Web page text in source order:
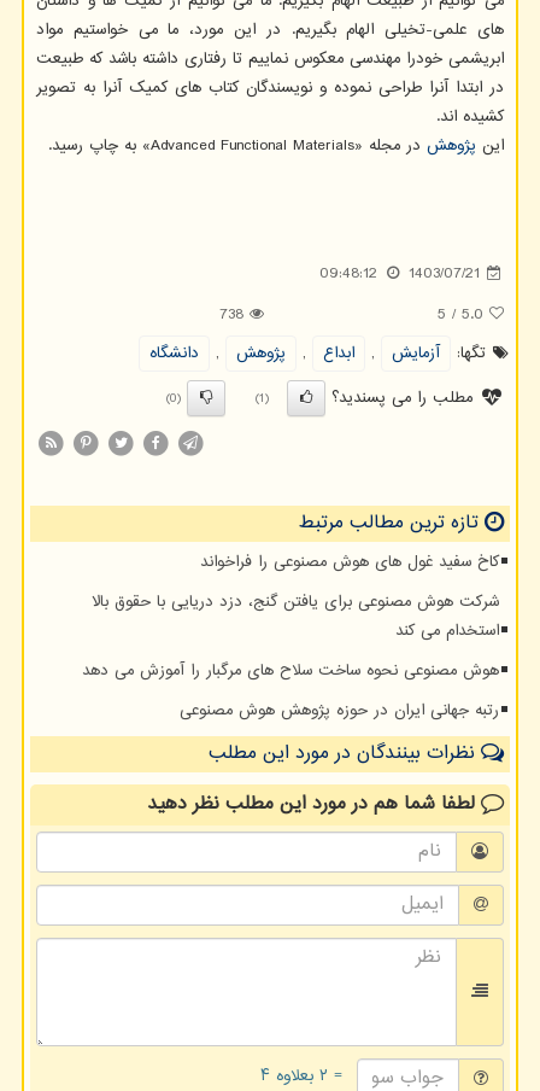
های علمی-تخیلی الهام بگیریم. در این مورد، ما می خواستیم مواد
ابریشمی خودرا مهندسی معکوس نماییم تا رفتاری داشته باشد که طبیعت
در ابتدا آنرا طراحی نموده و نویسندگان کتاب های کمیک آنرا به تصویر
کشیده اند.
این پژوهش در مجله «Advanced Functional Materials» به چاپ رسید.
1403/07/21
09:48:12
5.0
/
5
738
تگها:
آزمایش , ابداع , پژوهش ,
دانشگاه
مطلب را می پسندید؟
(1)
(0)
تازه ترین مطالب مرتبط
کاخ سفید غول های هوش مصنوعی را فراخواند
شرکت هوش مصنوعی برای یافتن گنج، دزد دریایی با حقوق بالا
استخدام می کند
هوش مصنوعی نحوه ساخت سلاح های مرگبار را آموزش می دهد
رتبه جهانی ایران در حوزه پژوهش هوش مصنوعی
نظرات بینندگان در مورد این مطلب
لطفا شما همدر مورد این مطلبنظر دهید
= ۲ بعلاوه ۴